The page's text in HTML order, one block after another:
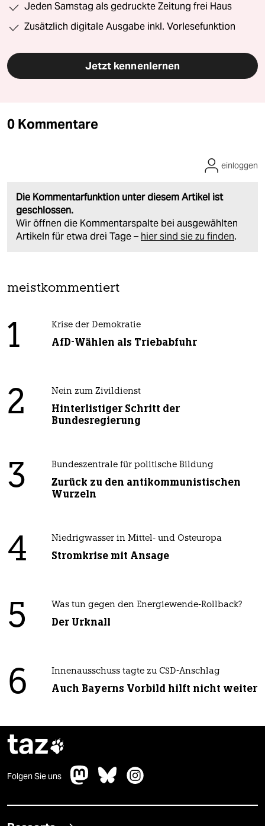
Jeden Samstag als gedruckte Zeitung frei Haus
Zusätzlich digitale Ausgabe inkl. Vorlesefunktion
Jetzt kennenlernen
0 Kommentare
Die Kommentarfunktion unter diesem Artikel ist
geschlossen.
Wir öffnen die Kommentarspalte bei ausgewählten
Artikeln für etwa drei Tage – hier sind sie zu finden.
einloggen
meistkommentiert
1 Krise der Demokratie
AfD-Wählen als Triebabfuhr
2 Nein zum Zivildienst
Hinterlistiger Schritt der
Bundesregierung
3 Bundeszentrale für politische Bildung
Zurück zu den antikommunistischen
Wurzeln
4 Niedrigwasser in Mittel- und Osteuropa
Stromkrise mit Ansage
5 Was tun gegen den Energiewende-Rollback?
Der Urknall
6 Innenausschuss tagte zu CSD-Anschlag
Auch Bayerns Vorbild hilft nicht weiter
taz
Folgen Sie uns